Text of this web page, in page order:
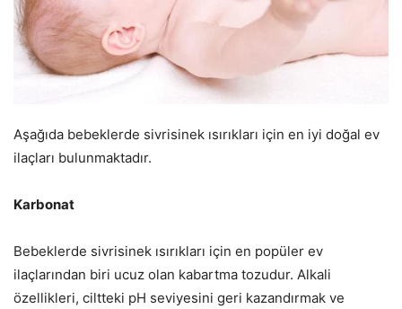
Aşağıda bebeklerde sivrisinek ısırıkları için en iyi doğal ev
ilaçları bulunmaktadır.
Karbonat
Bebeklerde sivrisinek ısırıkları için en popüler ev
ilaçlarından biri ucuz olan kabartma tozudur. Alkali
özellikleri, ciltteki pH seviyesini geri kazandırmak ve